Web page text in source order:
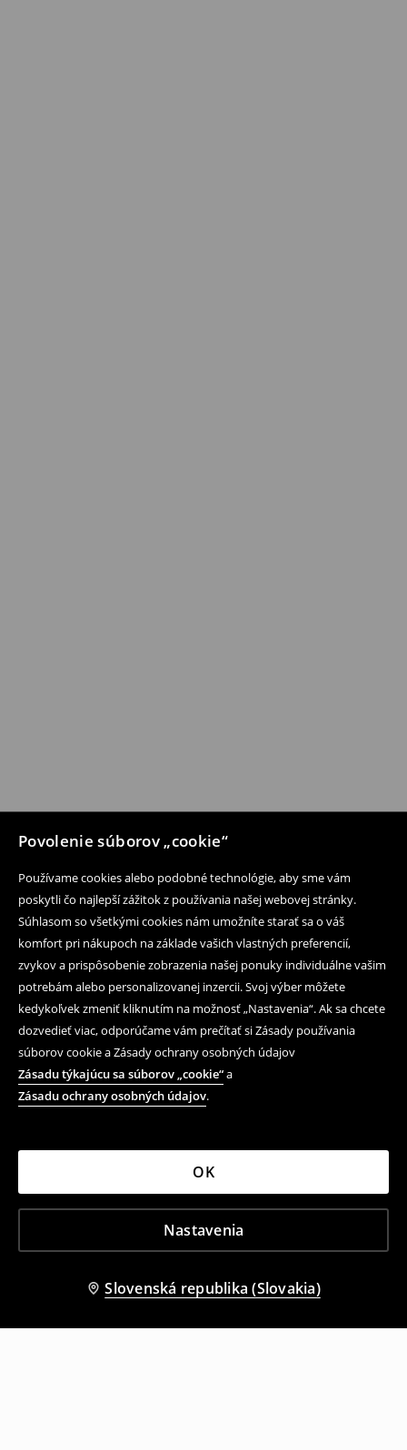
Povolenie súborov „cookie“
Používame cookies alebo podobné technológie, aby sme vám
poskytli čo najlepší zážitok z používania našej webovej stránky.
Súhlasom so všetkými cookies nám umožníte starať sa o váš
komfort pri nákupoch na základe vašich vlastných preferencií,
zvykov a prispôsobenie zobrazenia našej ponuky individuálne vašim
potrebám alebo personalizovanej inzercii. Svoj výber môžete
kedykoľvek zmeniť kliknutím na možnosť „Nastavenia“. Ak sa chcete
dozvedieť viac, odporúčame vám prečítať si Zásady používania
súborov cookie a Zásady ochrany osobných údajov
Zásadu týkajúcu sa súborov „cookie“a
Zásadu ochrany osobných údajov.
Nastavenia
OK
Slovenská republika (Slovakia)